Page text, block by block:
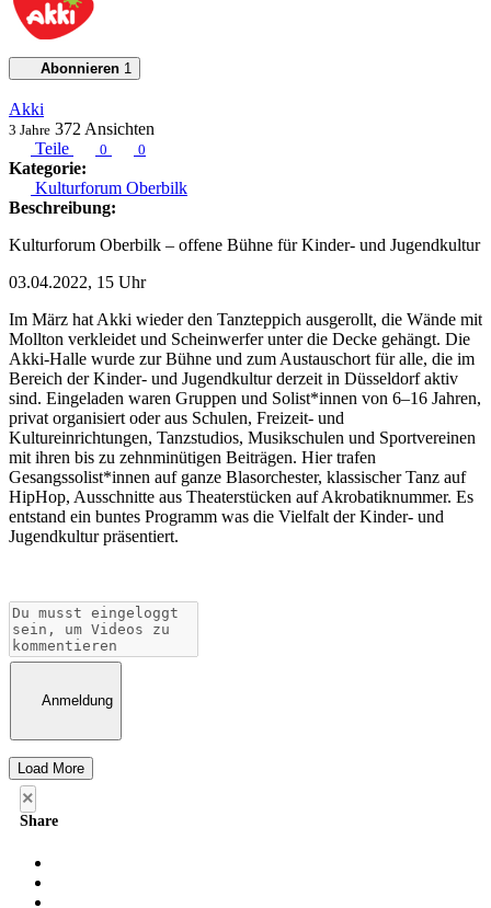
Abonnieren 1
Akki
3 Jahre 372 Ansichten
Teile
0 0
Kategorie:
Kulturforum Oberbilk
Beschreibung:
Kulturforum Oberbilk – offene Bühne für Kinder- und Jugendkultur
03.04.2022, 15 Uhr
Im März hat Akki wieder den Tanzteppich ausgerollt, die Wände mit
Mollton verkleidet und Scheinwerfer unter die Decke gehängt. Die
Akki-Halle wurde zur Bühne und zum Austauschort für alle, die im
Bereich der Kinder- und Jugendkultur derzeit in Düsseldorf aktiv
sind. Eingeladen waren Gruppen und Solist*innen von 6–16 Jahren,
privat organisiert oder aus Schulen, Freizeit- und
Kultureinrichtungen, Tanzstudios, Musikschulen und Sportvereinen
mit ihren bis zu zehnminütigen Beiträgen. Hier trafen
Gesangssolist*innen auf ganze Blasorchester, klassischer Tanz auf
HipHop, Ausschnitte aus Theaterstücken auf Akrobatiknummer. Es
entstand ein buntes Programm was die Vielfalt der Kinder- und
Jugendkultur präsentiert.
Anmeldung
Load More
×
Share